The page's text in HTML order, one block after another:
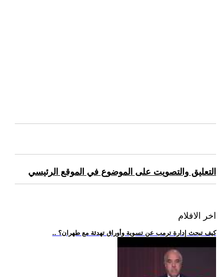
التعليق والتصويت على الموضوع في الموقع الرئيسي
اخر الافلام
.. كيف تبحث إدارة ترمب عن تسوية وأوراق تهدئة مع طهران؟